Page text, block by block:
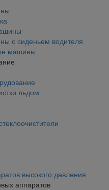
с сиденьем водителя
машины
льдом
высокого давления
аппаратов